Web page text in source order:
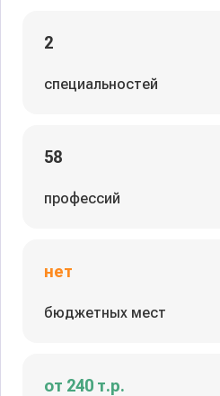
2
специальностей
58
профессий
нет
бюджетных мест
от 240 т.р.